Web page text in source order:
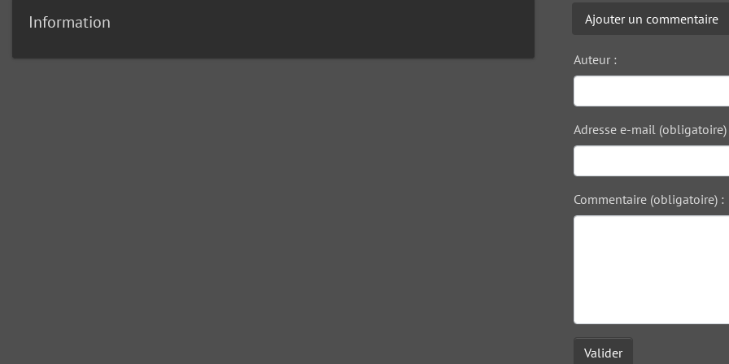
Information Ajouter un commentaire
Auteur :
Adresse e-mail (obligatoire)
Commentaire (obligatoire) :
Valider